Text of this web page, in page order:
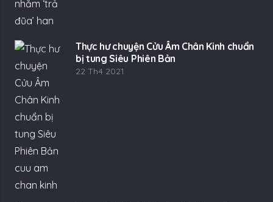
Thực hư chuyện Cửu Âm Chân Kinh chuẩn
bị tung Siêu Phiên Bản
22 Th4 2021